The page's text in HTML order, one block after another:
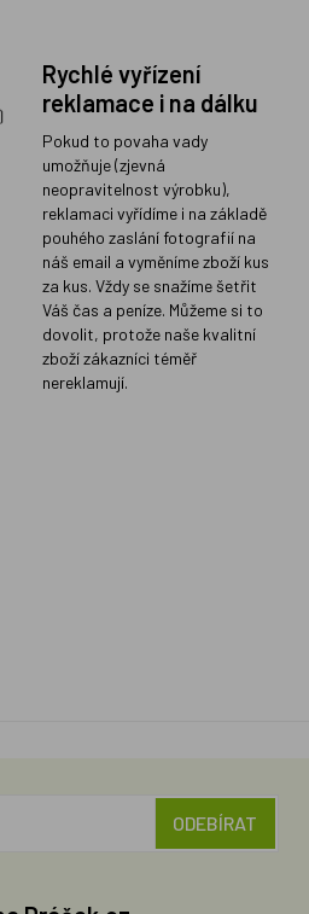
Rychlé vyřízení
reklamace i na dálku
Pokud to povaha vady
umožňuje (zjevná
neopravitelnost výrobku),
reklamaci vyřídíme i na základě
pouhého zaslání fotografií na
náš email a vyměníme zboží kus
za kus. Vždy se snažíme šetřit
Váš čas a peníze. Můžeme si to
dovolit, protože naše kvalitní
zboží zákazníci téměř
nereklamují.
ODEBÍRAT